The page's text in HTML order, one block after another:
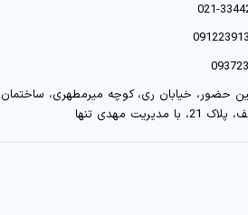
حضور، خیابان ری، کوچه میرمطهری، ساختمان
مهدی تنها